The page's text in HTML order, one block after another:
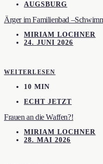
AUGSBURG
Ärger im Familienbad
MIRIAM LOCHNER
24. JUNI 2026
WEITERLESEN
10 MIN
ECHT JETZT
Frauen an die Waffen?!
MIRIAM LOCHNER
28. MAI 2026